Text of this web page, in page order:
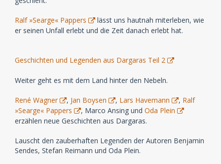
Ralf »Searge« Pappers
lässt uns hautnah miterleben, wie
er seinen Unfall erlebt und die Zeit danach erlebt hat.
Geschichten und Legenden aus Dargaras Teil 2
Weiter geht es mit dem Land hinter den Nebeln.
René Wagner , Jan Boysen , Lars Havemann , Ralf
»Searge« Pappers
, Marco Ansing und Oda Plein
erzählen neue Geschichten aus Dargaras.
Lauscht den zauberhaften Legenden der Autoren Benjamin
Sendes, Stefan Reimann und Oda Plein.